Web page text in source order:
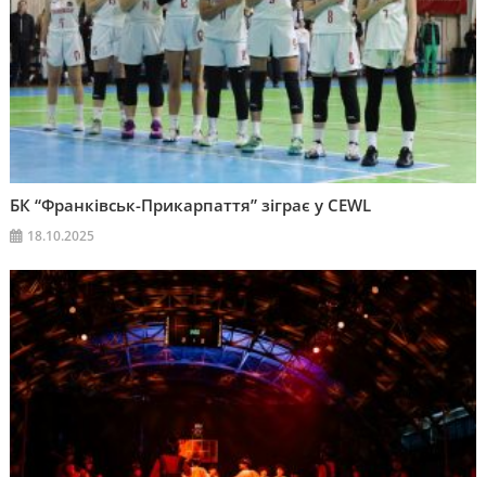
БК “Франківськ-Прикарпаття” зіграє у CEWL
18.10.2025